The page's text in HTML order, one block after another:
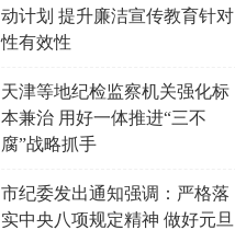
动计划 提升廉洁宣传教育针对
性有效性
天津等地纪检监察机关强化标
本兼治 用好一体推进“三不
腐”战略抓手
市纪委发出通知强调：严格落
实中央八项规定精神 做好元旦